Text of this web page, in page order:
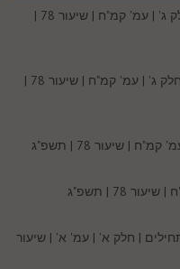
e
I
שאלות חזרה: תלמוד עשר הספירות | חלק ג' | עמ' קמ"ח | שיעור 78 |
סיכום בנקודות: תלמוד עשר הספירות | חלק ג' | עמ' קמ"ח | שיעור 78 |
שיעור 78 | תשפ"ג
78 | תשפ"ג
| חלק א' | עמ' א' | שיעור